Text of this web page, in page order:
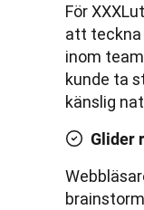
För
att teckna
inom
kunde ta
känslig
Glider